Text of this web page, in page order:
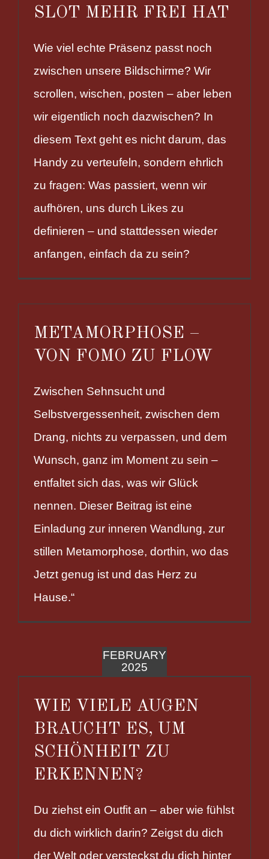
SLOT MEHR FREI HAT
Wie viel echte Präsenz passt noch
zwischen unsere Bildschirme? Wir
scrollen, wischen, posten – aber leben
wir eigentlich noch dazwischen? In
diesem Text geht es nicht darum, das
Handy zu verteufeln, sondern ehrlich
zu fragen: Was passiert, wenn wir
aufhören, uns durch Likes zu
definieren – und stattdessen wieder
anfangen, einfach da zu sein?
METAMORPHOSE –
VON FOMO ZU FLOW
Zwischen Sehnsucht und
Selbstvergessenheit, zwischen dem
Drang, nichts zu verpassen, und dem
Wunsch, ganz im Moment zu sein –
entfaltet sich das, was wir Glück
nennen. Dieser Beitrag ist eine
Einladung zur inneren Wandlung, zur
stillen Metamorphose, dorthin, wo das
Jetzt genug ist und das Herz zu
Hause.“
FEBRUARY
2025
WIE VIELE AUGEN
BRAUCHT ES, UM
SCHÖNHEIT ZU
ERKENNEN?
Du ziehst ein Outfit an – aber wie fühlst
du dich wirklich darin? Zeigst du dich
der Welt oder versteckst du dich hinter